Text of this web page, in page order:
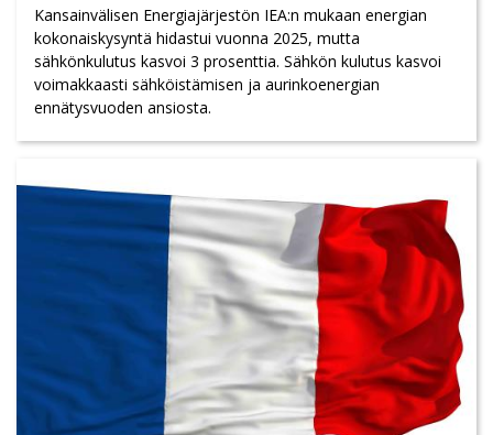
Kansainvälisen Energiajärjestön IEA:n mukaan energian
kokonaiskysyntä hidastui vuonna 2025, mutta
sähkönkulutus kasvoi 3 prosenttia. Sähkön kulutus kasvoi
voimakkaasti sähköistämisen ja aurinkoenergian
ennätysvuoden ansiosta.